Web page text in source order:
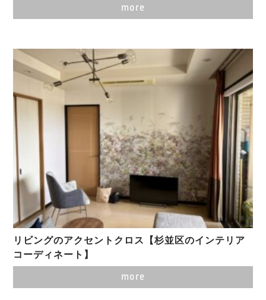
more
リビングのアクセントクロス【杉並区のインテリア
コーディネート】
more